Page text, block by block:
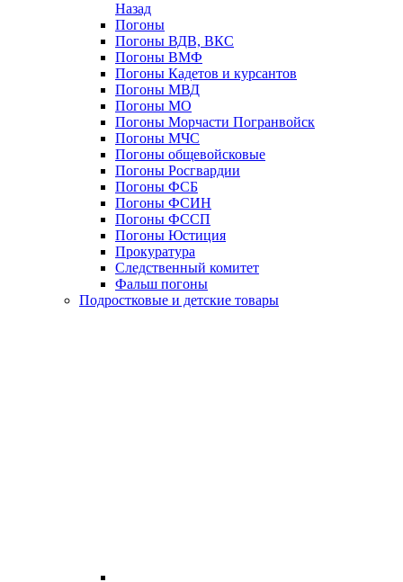
Назад
Погоны
Погоны ВДВ, ВКС
Погоны ВМФ
Погоны Кадетов и курсантов
Погоны МВД
Погоны МО
Погоны Морчасти Погранвойск
Погоны МЧС
Погоны общевойсковые
Погоны Росгвардии
Погоны ФСБ
Погоны ФСИН
Погоны ФССП
Погоны Юстиция
Прокуратура
Следственный комитет
Фальш погоны
Подростковые и детские товары